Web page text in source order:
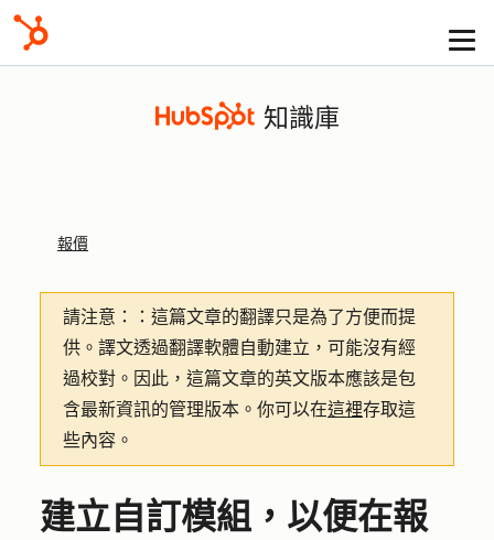
知識庫
報價
請注意：
：這篇文章的翻譯只是為了方便而提
供。譯文透過翻譯軟體自動建立，可能沒有經
過校對。因此，這篇文章的英文版本應該是包
含最新資訊的管理版本。你可以在這裡存取這
些內容。
建立自訂模組，以便在報